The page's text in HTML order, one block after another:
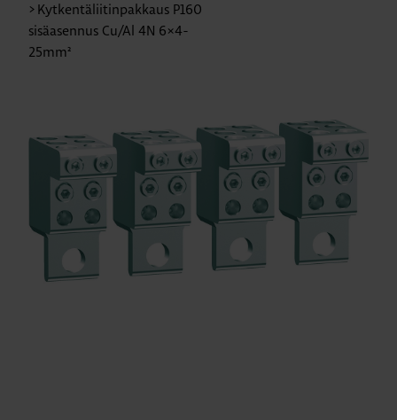
> Kytkentäliitinpakkaus P160
sisäasennus Cu/Al 4N 6×4-
25mm²